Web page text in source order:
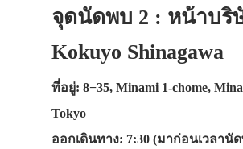
จุดนัดพบ 2 : หน้าบริ
Kokuyo Shinagawa
ที่อยู่: 8−35, Minami 1-chome,
Tokyo
ออกเดินทาง: 7:30 (มาก่อนเวลานั